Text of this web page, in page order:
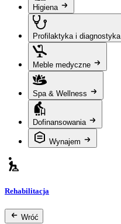
Higiena
Profilaktyka i diagnostyka
Meble medyczne
Spa & Wellness
Dofinansowania
Wynajem
Rehabilitacja
Wróć